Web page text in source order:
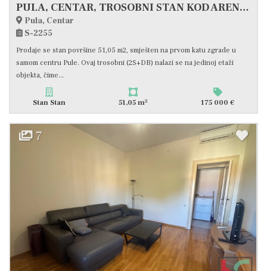
PULA, CENTAR, TROSOBNI STAN KOD ARENE #PRODAJA
Pula, Centar
S-2255
Prodaje se stan površine 51,05 m2, smješten na prvom katu zgrade u
samom centru Pule. Ovaj trosobni (2S+DB) nalazi se na jedinoj etaži
objekta, čime...
Stan Stan 51,05 m2 175 000 €
7